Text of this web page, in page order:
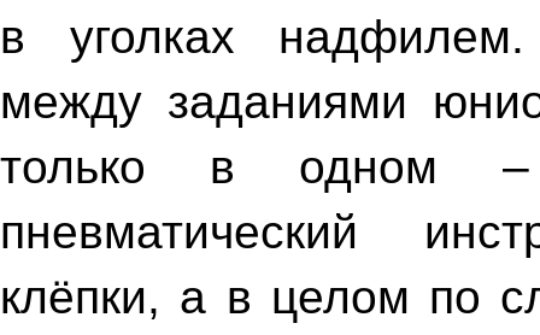
в уголках
между заданиями
только в одном –
пневматический
клёпки, а в целом по